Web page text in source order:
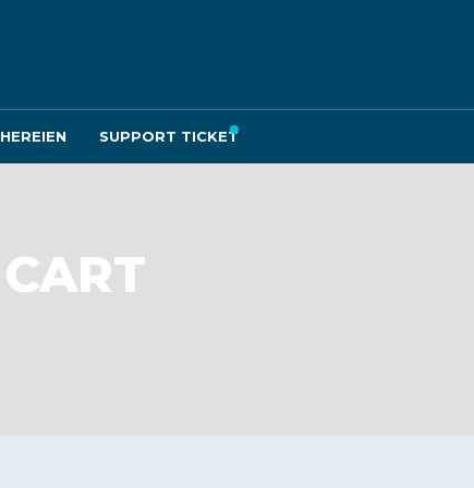
SUPPORT TICKET